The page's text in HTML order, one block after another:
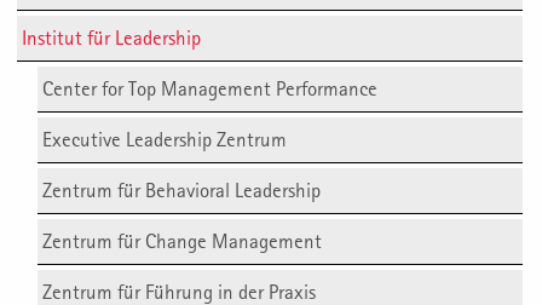
Institut für Leadership
Center for Top Management Performance
Executive Leadership Zentrum
Zentrum für Behavioral Leadership
Zentrum für Change Management
Zentrum für Führung in der Praxis